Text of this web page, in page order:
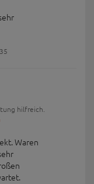
hilfreich.
Waren